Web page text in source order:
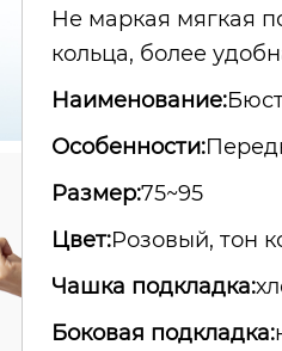
Не маркая мягкая
кольца, более
Наименование:
Особенности:
Размер:75~95
Цвет:Розовый, тон
Чашка подкладка:
Боковая подкладка: